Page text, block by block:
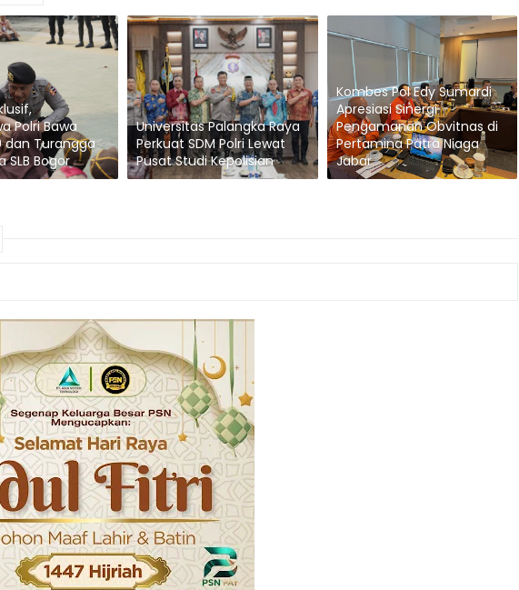
Polri Bawa
dan Turangga
SLB Bogor
Universitas Palangka Raya
Perkuat SDM Polri Lewat
Pusat Studi Kepolisian
Kombes Pol Edy Sumardi
Apresiasi Sinergi
Pengamanan Obvitnas di
Pertamina Patra Niaga
Jabar